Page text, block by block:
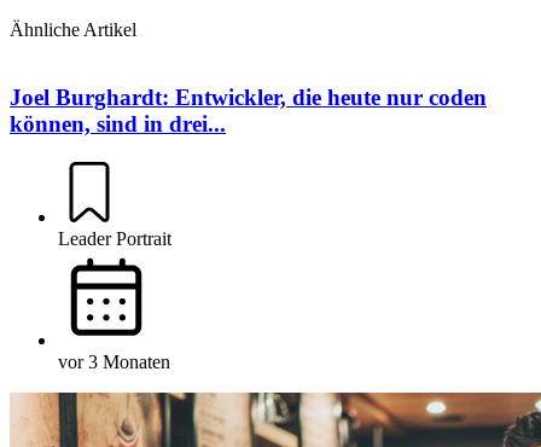
Ähnliche Artikel
Joel Burghardt: Entwickler, die heute nur coden
können, sind in drei...
Leader Portrait
vor 3 Monaten